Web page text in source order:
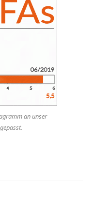
an unser